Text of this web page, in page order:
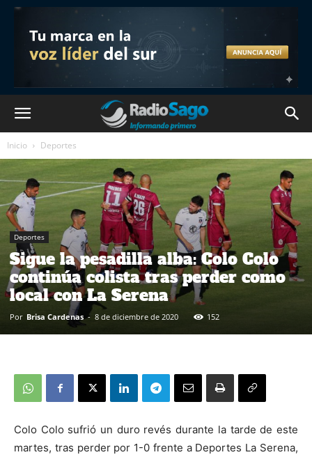
Inicio Deportes
Deportes
Sigue la pesadilla alba: Colo Colo
continúa colista tras perder como
local con La Serena
Por Brisa Cardenas - 8 de diciembre de 2020 152
Colo Colo sufrió un duro revés durante la tarde de este
martes, tras perder por 1-0 frente a Deportes La Serena,